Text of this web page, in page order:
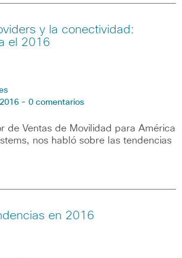
y la conectividad:
el 2016
- 0 comentarios
de Ventas de Movilidad para América
nos habló sobre las tendencias
en 2016